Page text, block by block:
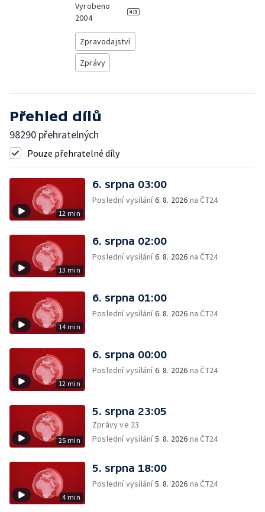
Vyrobeno
2004
Zpravodajství
Zprávy
Přehled dílů
98290 přehratelných
Pouze přehratelné díly
12 min
6. srpna 03:00
Poslední vysílání6. 8. 2026 na ČT24
13 min
6. srpna 02:00
Poslední vysílání6. 8. 2026 na ČT24
14 min
6. srpna 01:00
Poslední vysílání6. 8. 2026 na ČT24
12 min
6. srpna 00:00
Poslední vysílání6. 8. 2026 na ČT24
25 min
5. srpna 23:05
Zprávy ve 23
Poslední vysílání5. 8. 2026 na ČT24
4 min
5. srpna 18:00
Poslední vysílání5. 8. 2026 na ČT24